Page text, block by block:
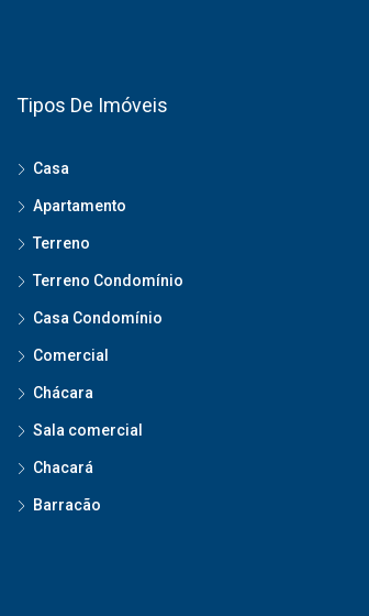
Tipos De Imóveis
Casa
Apartamento
Terreno
Terreno Condomínio
Casa Condomínio
Comercial
Chácara
Sala comercial
Chacará
Barracão